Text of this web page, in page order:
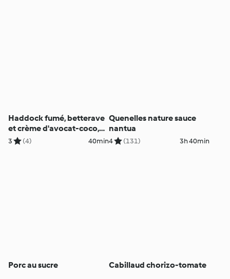
Haddock fumé, betterave
et crème d'avocat-coco,
chips de lard fumé
3 (4) 40min
Quenelles nature sauce
nantua
4 (131) 3h 40min
Porc au sucre Cabillaud chorizo-tomate